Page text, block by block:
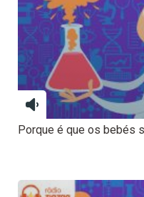
Porque é que os bebés